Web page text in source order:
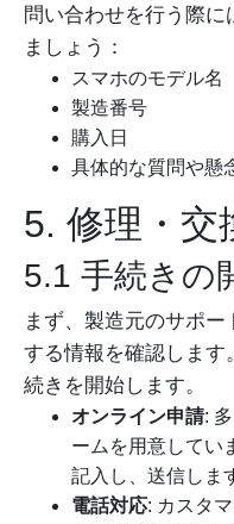
問い合わせを行う際に
ましょう：
スマホのモデル名
製造番号
購入日
具体的な質問や懸
5. 修理・交
5.1 手続きの
まず、製造元のサポ
する情報を確認しま
続きを開始します。
オンライン申請:
ームを用意してい
記入し、送信しま
電話対応: カスタ